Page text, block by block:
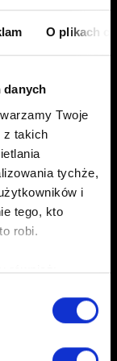
O plikach
danych
Twoje
z takich
tychże,
i
tego, kto
robi.
również:
kilku metrów
danych
dowolnej z
swoje